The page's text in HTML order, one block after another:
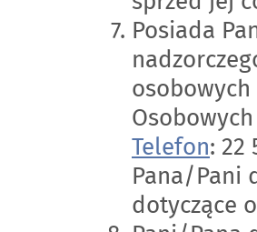
Posiada
Telefon: 22
Pana/Pani
dotyczące